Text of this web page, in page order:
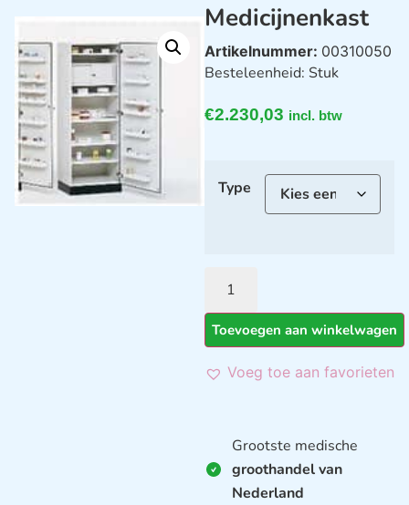
Medicijnenkast
Artikelnummer: 00310050
Besteleenheid: Stuk
€2.230,03 incl. btw
Type
Toevoegen aan winkelwagen
Voeg toe aan favorieten
Grootste medische
groothandel van
Nederland